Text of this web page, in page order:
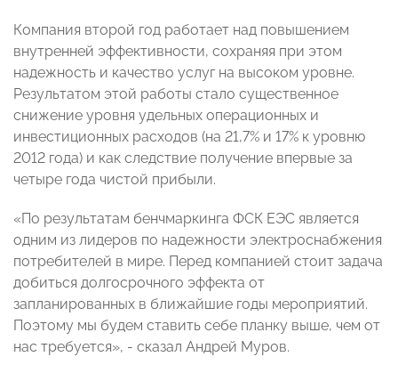
Компания второй год работает над повышением
внутренней эффективности, сохраняя при этом
надежность и качество услуг на высоком уровне.
Результатом этой работы стало существенное
снижение уровня удельных операционных и
инвестиционных расходов (на 21,7% и 17% к уровню
2012 года) и как следствие получение впервые за
четыре года чистой прибыли.
«По результатам бенчмаркинга ФСК ЕЭС является
одним из лидеров по надежности электроснабжения
потребителей в мире. Перед компанией стоит задача
добиться долгосрочного эффекта от
запланированных в ближайшие годы мероприятий.
Поэтому мы будем ставить себе планку выше, чем от
нас требуется», - сказал Андрей Муров.